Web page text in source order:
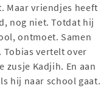
Maar vriendjes heeft
nog niet. Totdat hij
ontmoet. Samen
vertelt over
zusje Kadjih. En aan
hij naar school gaat.